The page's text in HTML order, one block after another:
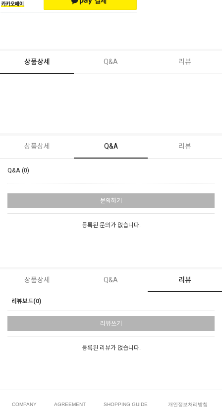
상품상세 Q&A 리뷰
상품상세 Q&A 리뷰
Q&A (0)
문의하기
등록된 문의가 없습니다.
상품상세 Q&A 리뷰
리뷰보드(0)
리뷰쓰기
등록된 리뷰가 없습니다.
COMPANY AGREEMENT SHOPPING GUIDE 개인정보처리방침